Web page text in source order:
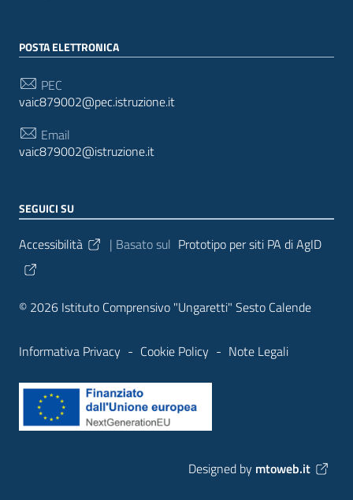
POSTA ELETTRONICA
PEC
vaic879002@pec.istruzione.it
Email
vaic879002@istruzione.it
SEGUICI SU
Sezione Link Utili
Accessibilità | Basato sul Prototipo per siti PA di AgID
© 2026 Istituto Comprensivo "Ungaretti" Sesto Calende
Informativa Privacy - Cookie Policy - Note Legali
Designed by mtoweb.it